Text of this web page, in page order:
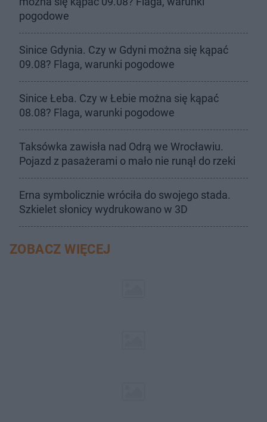
pogodowe
Sinice Gdynia. Czy w Gdyni można się kąpać
09.08? Flaga, warunki pogodowe
Sinice Łeba. Czy w Łebie można się kąpać
08.08? Flaga, warunki pogodowe
Taksówka zawisła nad Odrą we Wrocławiu.
Pojazd z pasażerami o mało nie runął do rzeki
Erna symbolicznie wróciła do swojego stada.
Szkielet słonicy wydrukowano w 3D
ZOBACZ WIĘCEJ